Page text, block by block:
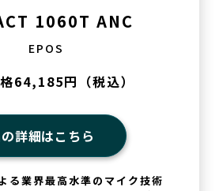
1060T ANC
EPOS
64,185円（税込）
詳細はこちら
る業界最高水準のマイク技術